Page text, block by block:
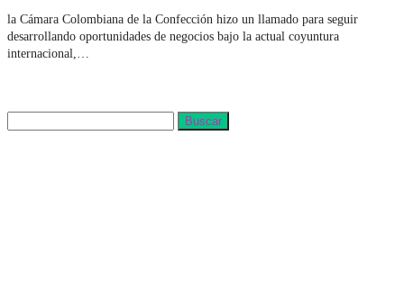
la Cámara Colombiana de la Confección hizo un llamado para seguir
desarrollando oportunidades de negocios bajo la actual coyuntura
internacional,…